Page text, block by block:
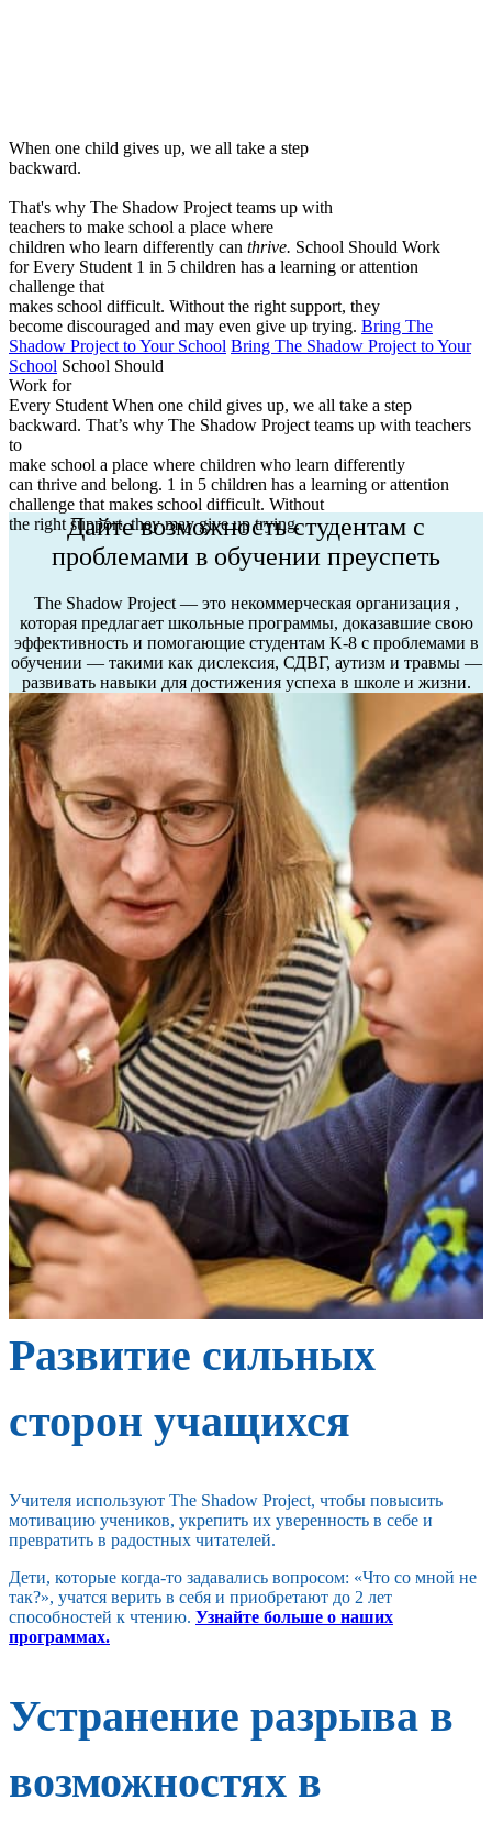
When one child gives up, we all take a step
backward.
That's why The Shadow Project teams up with
teachers to make school a place where
children who learn differently can thrive. School Should Work
for Every Student 1 in 5 children has a learning or attention
challenge that
makes school difficult. Without the right support, they
become discouraged and may even give up trying. Bring The
Shadow Project to Your School Bring The Shadow Project to Your
School School Should
Work for
Every Student When one child gives up, we all take a step
backward. That’s why The Shadow Project teams up with teachers
to
make school a place where children who learn differently
can thrive and belong. 1 in 5 children has a learning or attention
challenge that makes school difficult. Without
the right support, they may give up trying.
Дайте возможность студентам с
проблемами в обучении преуспеть
The Shadow Project — это некоммерческая организация ,
которая предлагает школьные программы, доказавшие свою
эффективность и помогающие студентам K-8 с проблемами в
обучении — такими как дислексия, СДВГ, аутизм и травмы —
развивать навыки для достижения успеха в школе и жизни.
Развитие сильных
сторон учащихся
Учителя используют The Shadow Project, чтобы повысить
мотивацию учеников, укрепить их уверенность в себе и
превратить в радостных читателей.
Дети, которые когда-то задавались вопросом: «Что со мной не
так?», учатся верить в себя и приобретают до 2 лет
способностей к чтению. Узнайте больше о наших
программах.
Устранение разрыва в
возможностях в